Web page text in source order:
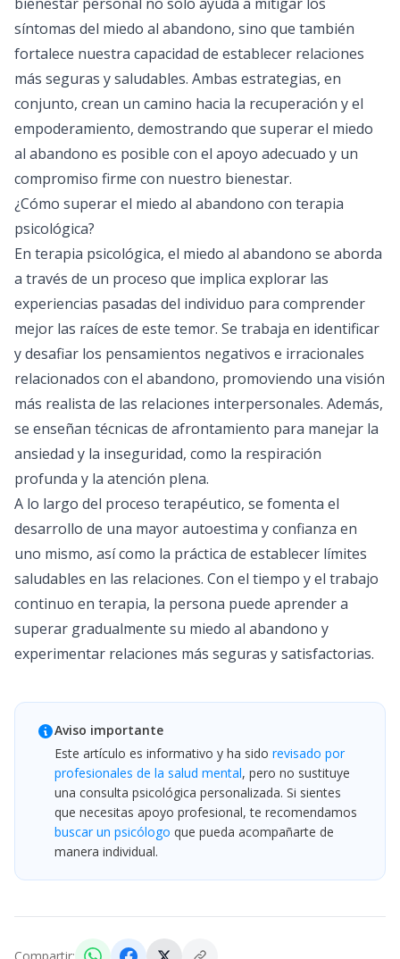
síntomas del miedo al abandono, sino que también
fortalece nuestra capacidad de establecer relaciones
más seguras y saludables. Ambas estrategias, en
conjunto, crean un camino hacia la recuperación y el
empoderamiento, demostrando que superar el miedo
al abandono es posible con el apoyo adecuado y un
compromiso firme con nuestro bienestar.
¿Cómo superar el miedo al abandono con terapia
psicológica?
En terapia psicológica, el miedo al abandono se aborda
a través de un proceso que implica explorar las
experiencias pasadas del individuo para comprender
mejor las raíces de este temor. Se trabaja en identificar
y desafiar los pensamientos negativos e irracionales
relacionados con el abandono, promoviendo una visión
más realista de las relaciones interpersonales. Además,
se enseñan técnicas de afrontamiento para manejar la
ansiedad y la inseguridad, como la respiración
profunda y la atención plena.
A lo largo del proceso terapéutico, se fomenta el
desarrollo de una mayor autoestima y confianza en
uno mismo, así como la práctica de establecer límites
saludables en las relaciones. Con el tiempo y el trabajo
continuo en terapia, la persona puede aprender a
superar gradualmente su miedo al abandono y
experimentar relaciones más seguras y satisfactorias.
Aviso importante
Este artículo es informativo y ha sido revisado por
profesionales de la salud mental, pero no sustituye
una consulta psicológica personalizada. Si sientes
que necesitas apoyo profesional, te recomendamos
buscar un psicólogo que pueda acompañarte de
manera individual.